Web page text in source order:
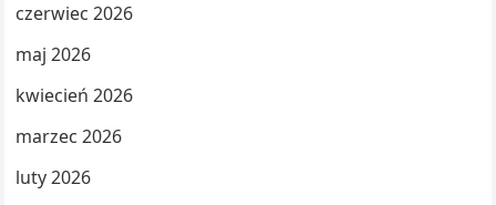
czerwiec 2026
maj 2026
kwiecień 2026
marzec 2026
luty 2026